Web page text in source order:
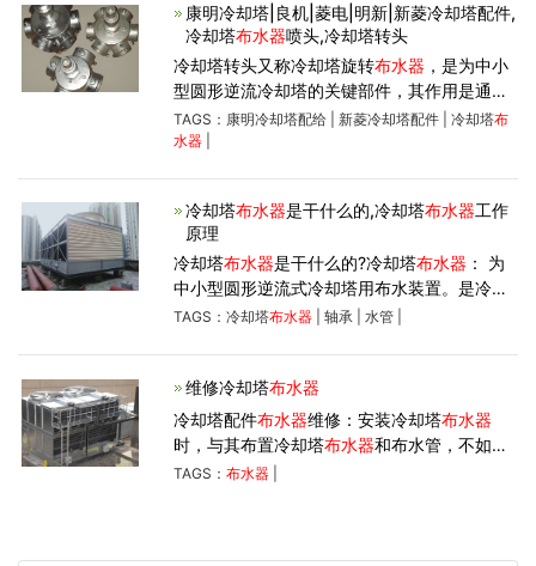
康明冷却塔|良机|菱电|明新|新菱冷却塔配件,
冷却塔布水器喷头,冷却塔转头
冷却塔转头又称冷却塔旋转布水器 ，是为中小
型圆形逆流冷却塔的关键部件，其作用是通过
布水管将水均匀的分步到填料上，增大水气接
触面，使一部分水气化带走热量达到降低水温
TAGS： 康明冷却塔配给| 新菱冷却塔配件| 冷却塔布
水器|
冷却塔布水器是干什么的,冷却塔布水器工作
原理
冷却塔布水器是干什么的?冷却塔布水器 ： 为
中小型圆形逆流式冷却塔用布水装置。是冷却
塔中的关键部件。其作用是将水均匀地分布到
TAGS： 冷却塔布水器| 轴承| 水管|
维修冷却塔布水器
冷却塔配件布水器维修：安装冷却塔布水器
时，与其布置冷却塔布水器和布水管，不如检
查塔的外部。 检查
TAGS： 布水器|